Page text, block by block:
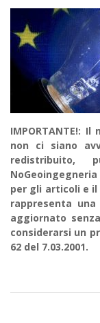
IMPORTANTE!:
non ci siano
redistribuito,
per gli articoli e
rappresenta
aggiornato
considerarsi un
62 del 7.03.2001.